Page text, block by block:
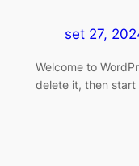
set 27,
Welcome to
delete it, then start